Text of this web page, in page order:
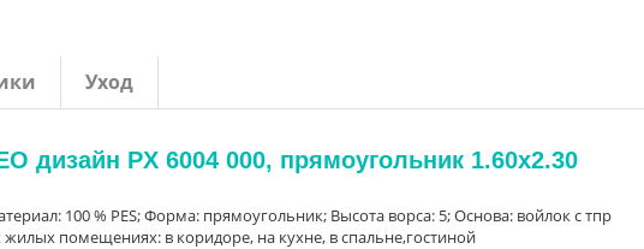
Уход
дизайн PX 6004 000, прямоугольник 1.60x2.30
100 % PES; Форма: прямоугольник; Высота ворса: 5; Основа: войлок с тпр
помещениях: в коридоре, на кухне, в спальне,гостиной